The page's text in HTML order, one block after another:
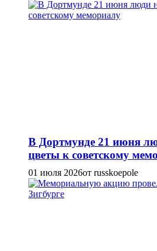
В Дортмунде 21 июня
цветы к советскому
01 июля 2026от russkoepole